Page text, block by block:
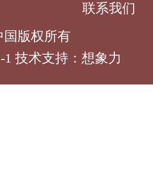
联系我们
国版权所有
技术支持： 想象力